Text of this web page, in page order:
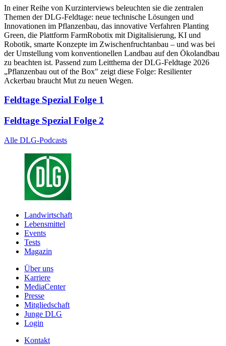
In einer Reihe von Kurzinterviews beleuchten sie die zentralen
Themen der DLG-Feldtage: neue technische Lösungen und
Innovationen im Pflanzenbau, das innovative Verfahren Planting
Green, die Plattform FarmRobotix mit Digitalisierung, KI und
Robotik, smarte Konzepte im Zwischenfruchtanbau – und was bei
der Umstellung vom konventionellen Landbau auf den Ökolandbau
zu beachten ist. Passend zum Leitthema der DLG-Feldtage 2026
„Pflanzenbau out of the Box" zeigt diese Folge: Resilienter
Ackerbau braucht Mut zu neuen Wegen.
Feldtage Spezial Folge 1
Feldtage Spezial Folge 2
Alle DLG-Podcasts
Landwirtschaft
Lebensmittel
Events
Tests
Magazin
Über uns
Karriere
MediaCenter
Presse
Mitgliedschaft
Junge DLG
Login
Kontakt